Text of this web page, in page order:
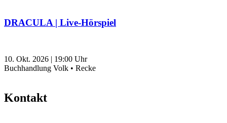
DRACULA | Live-Hörspiel
10. Okt. 2026 | 19:00 Uhr
Buchhandlung Volk • Recke
Kontakt